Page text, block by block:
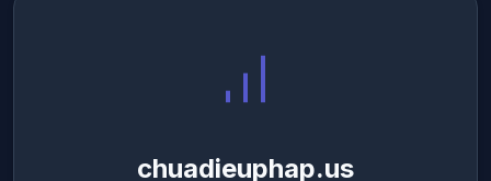
chuadieuphap.us